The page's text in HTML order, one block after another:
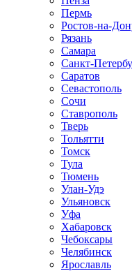
Пермь
Ростов-на-
Рязань
Самара
Санкт-
Саратов
Севастополь
Сочи
Ставрополь
Тверь
Тольятти
Томск
Тула
Тюмень
Улан-Удэ
Ульяновск
Уфа
Хабаровск
Чебоксары
Челябинск
Ярославль